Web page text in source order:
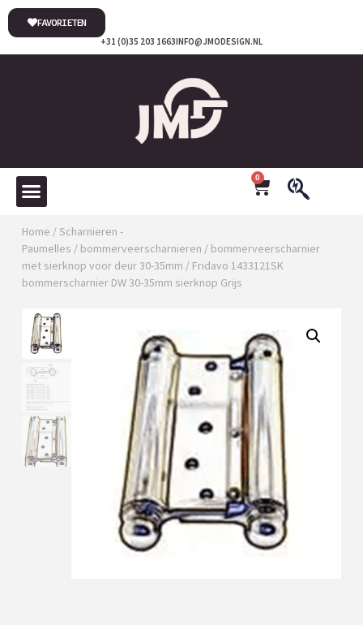
INFO@JMODESIGN.NL
+31 (0)35 203 1663
FAVORIETEN
0
Home /Scharnieren -
Paumelles / bommerveerscharnieren / bommerveerscharnier
met sierknop voor deur 30-35mm / Fridavo 1433121SK
bommerscharnier DW 30-35mm sierknop Grijs